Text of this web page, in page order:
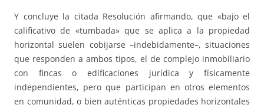
Y concluye la citada Resolución afirmando, que «bajo el
calificativo de «tumbada» que se aplica a la propiedad
horizontal suelen cobijarse –indebidamente–, situaciones
que responden a ambos tipos, el de complejo inmobiliario
con fincas o edificaciones jurídica y físicamente
independientes, pero que participan en otros elementos
en comunidad, o bien auténticas propiedades horizontales